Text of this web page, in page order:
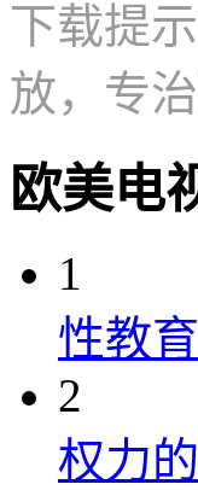
下载提
放，专
欧美电
1
性教
2
权力